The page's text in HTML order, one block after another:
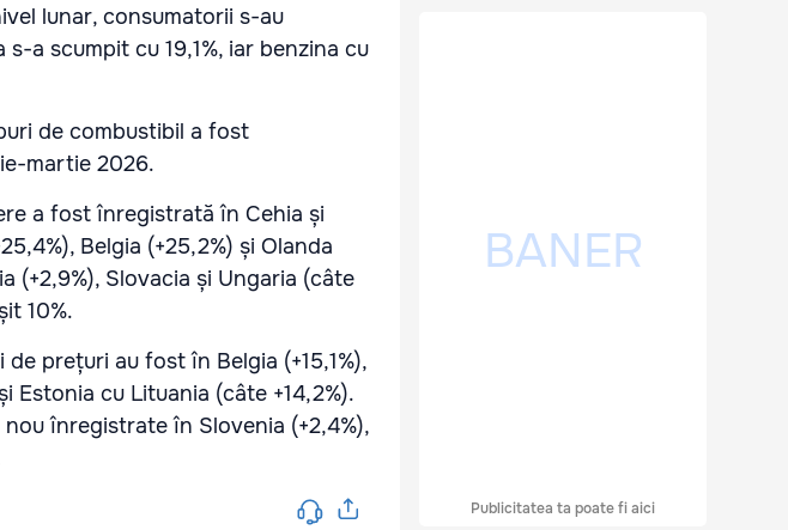
lunar, consumatorii s-au
a scumpit cu 19,1%, iar benzina cu
de combustibil a fost
martie 2026.
a fost înregistrată în Cehia și
Belgia (+25,2%) și Olanda
(+2,9%), Slovacia și Ungaria (câte
10%.
prețuri au fost în Belgia (+15,1%),
Estonia cu Lituania (câte +14,2%).
înregistrate în Slovenia (+2,4%),
Publicitatea ta poate fi aici